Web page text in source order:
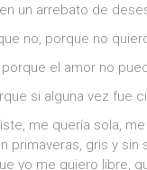
un arrebato de
no, porque no
porque el amor no
si alguna vez fue
me quería sola,
primaveras, gris y sin
yo me quiero libre,